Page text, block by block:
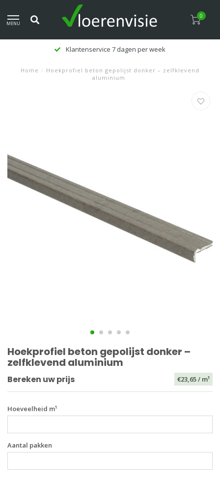
MENU
0
Klantenservice 7 dagen per week
Home / Hoekprofiel beton gepolijst donker – zelfklevend
aluminium
Hoekprofiel beton gepolijst donker –
zelfklevend aluminium
Bereken uw prijs €23,65/ m¹
Hoeveelheid m¹
Aantal pakken